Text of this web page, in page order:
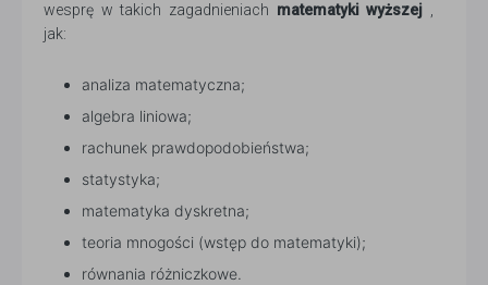
wesprę w takich zagadnieniach matematyki wyższej ,
jak:
analiza matematyczna;
algebra liniowa;
rachunek prawdopodobieństwa;
statystyka;
matematyka dyskretna;
teoria mnogości (wstęp do matematyki);
równania różniczkowe.